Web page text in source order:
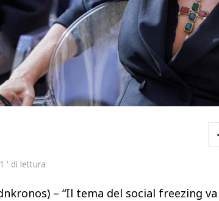
1 ' di lettura
– “Il tema del social freezing